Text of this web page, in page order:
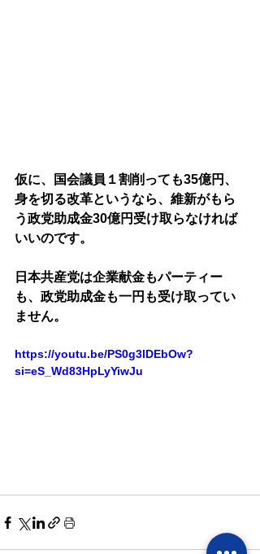
仮に、国会議員１割削っても35億円、
身を切る改革というなら、維新がもら
う政党助成金30億円受け取らなければ
いいのです。
日本共産党は企業献金もパーティー
も、政党助成金も一円も受け取ってい
ません。
https://youtu.be/PS0g3lDEbOw?
si=eS_Wd83HpLyYiwJu